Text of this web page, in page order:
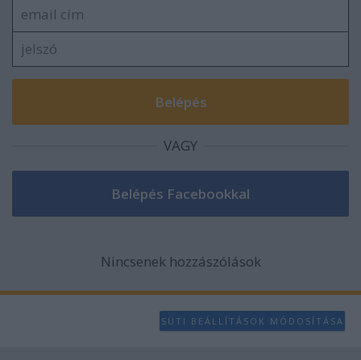
VAGY
Nincsenek hozzászólások
SÜTI BEÁLLÍTÁSOK MÓDOSÍTÁSA